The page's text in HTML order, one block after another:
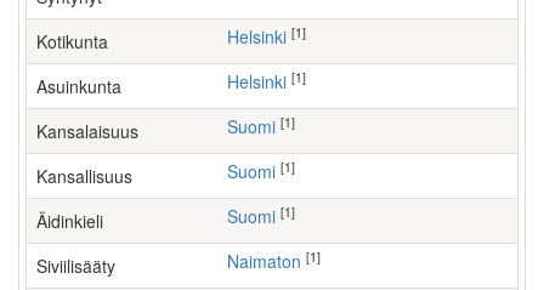
Kotikunta Helsinki [1]
Asuinkunta Helsinki [1]
Kansalaisuus Suomi [1]
Kansallisuus Suomi [1]
Äidinkieli Suomi [1]
Siviilisääty Naimaton [1]